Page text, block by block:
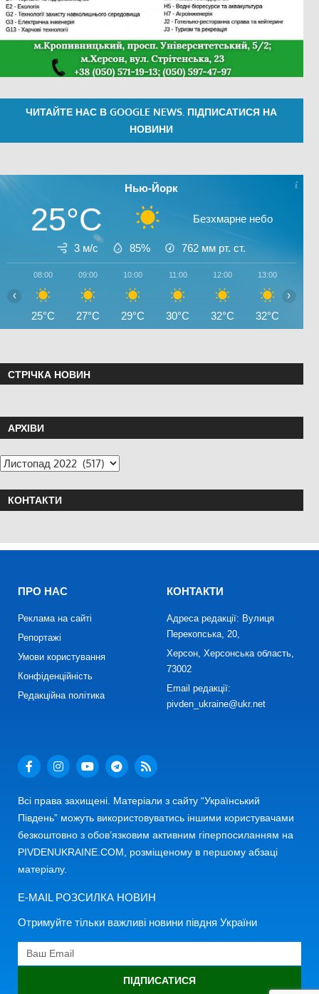
ЧИТАЙТЕ НАС В GOOGLE NEWS. ПІДПИСАТИСЯ НА
НОВИНИ
Нью-Йорк
25°C Безхмарне небо
3 м/с 85% 762 мм рт. ст.
08:00
25°C
09:00
27°C
10:00
29°C
11:00
30°C
12:00
32°C
13:00
32°C
‹ ›
СТРІЧКА НОВИН
АРХІВИ
КОНТАКТИ
ПРО НАС
Реклама на сайті
Репортажі
Умови користування
Конфіденційність
Редакційна політика
КОНТАКТИ
Адреса редакції: Вулиця
Перекопська, 20,
Херсон, Херсонська область,
73002
Email редакції:
pivden_ukraine@ukr.net
Всі права захищені. Матеріали з сайту “Український
Південь” можуть використовуватись іншими користувачами
безкоштовно з обов’язковим активним гіперпосиланням на
PIVDENUKRAINE.COM, розміщеному в першому абзаці
матеріалу.
E-MAIL РОЗСИЛКА НОВИН
Отримуйте тільки важливі новини півдня України
ПІДПИСАТИСЯ